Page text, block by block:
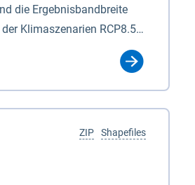
die Ergebnisbandbreite
Klimaszenarien RCP8.5
Winterhalbjahr
mit Klassenname und
Shapefiles
ZIP